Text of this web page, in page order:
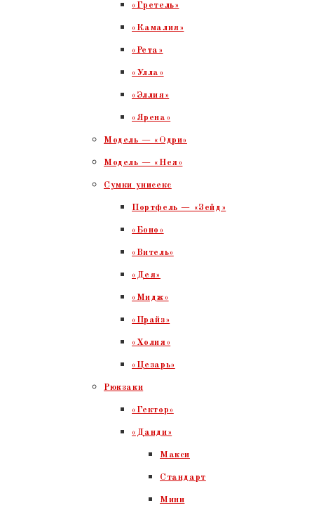
«Гретель»
«Камалия»
«Рета»
«Улла»
«Эллия»
«Ярена»
Модель — «Одри»
Модель — «Нея»
Сумки унисекс
Портфель — «Зейд»
«Боно»
«Витель»
«Дея»
«Мидж»
«Прайз»
«Холия»
«Цезарь»
Рюкзаки
«Гектор»
«Данди»
Макси
Стандарт
Мини